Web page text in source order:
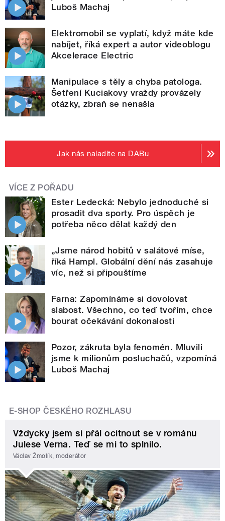
Luboš Machaj
Elektromobil se vyplatí, když máte kde
nabíjet, říká expert a autor videoblogu
Akcelerace Electric
Manipulace s těly a chyba patologa.
Šetření Kuciakovy vraždy provázely
otázky, zbraň se nenašla
Jak nás naladíte na DABu
VÍCE Z POŘADU
Ester Ledecká: Nebylo jednoduché si
prosadit dva sporty. Pro úspěch je
potřeba něco dělat každý den
„Jsme národ hobitů v salátové míse,
říká Hampl. Globální dění nás zasahuje
víc, než si připouštíme
Farna: Zapomínáme si dovolovat
slabost. Všechno, co teď tvořím, chce
bourat očekávání dokonalosti
Pozor, zákruta byla fenomén. Mluvili
jsme k milionům posluchačů, vzpomíná
Luboš Machaj
E-SHOP ČESKÉHO ROZHLASU
Vždycky jsem si přál ocitnout se v románu
Julese Verna. Teď se mi to splnilo.
Václav Žmolík, moderátor